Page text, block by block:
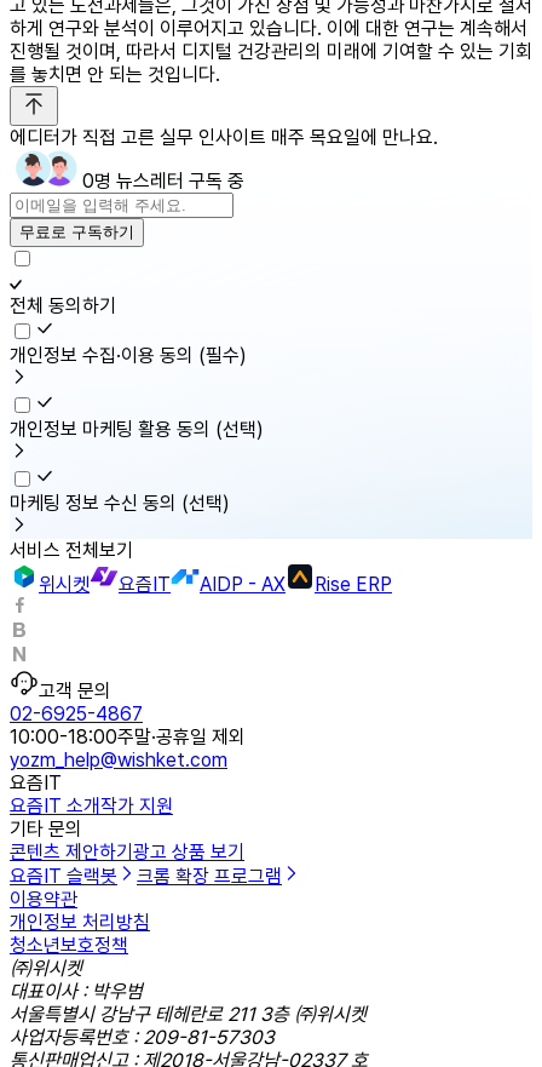
고 있는 도전과제들은, 그것이 가진 장점 및 가능성과 마찬가지로 철저
하게 연구와 분석이 이루어지고 있습니다. 이에 대한 연구는 계속해서
진행될 것이며, 따라서 디지털 건강관리의 미래에 기여할 수 있는 기회
를 놓치면 안 되는 것입니다.
에디터가 직접 고른 실무 인사이트 매주 목요일에 만나요.
0명 뉴스레터 구독 중
무료로 구독하기
전체 동의하기
개인정보 수집·이용 동의 (필수)
개인정보 마케팅 활용 동의 (선택)
마케팅 정보 수신 동의 (선택)
서비스 전체보기
위시켓
요즘IT AIDP - AX Rise ERP
고객 문의
02-6925-4867
10:00-18:00주말·공휴일 제외
yozm_help@wishket.com
요즘IT
요즘IT 소개작가 지원
기타 문의
콘텐츠 제안하기 광고 상품 보기
요즘IT 슬랙봇
크롬 확장 프로그램
이용약관
개인정보 처리방침
청소년보호정책
㈜위시켓
대표이사 : 박우범
서울특별시 강남구 테헤란로 211 3층 ㈜위시켓
사업자등록번호 : 209-81-57303
통신판매업신고 : 제2018-서울강남-02337 호